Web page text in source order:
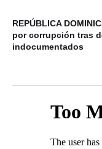
REPÚBLICA
por corrupción tras
indocumentados